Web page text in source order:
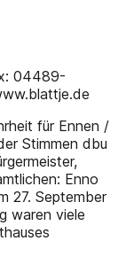
04489-
für Ennen /
Stimmen dbu
Enno
27. September
waren viele